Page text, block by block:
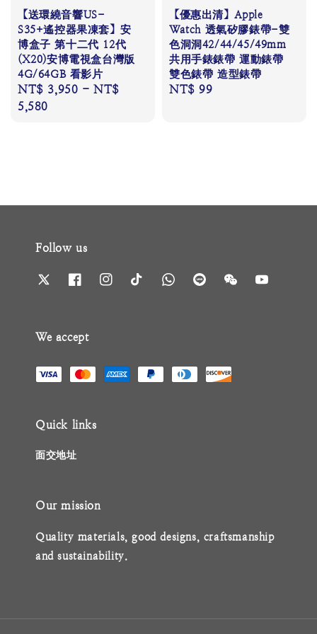
【送環繞音響US-
S35+遙控器果凍套】安
博盒子 第十二代 12代
(X20)安博電視盒台灣版
4G/64GB 看影片
Regular
price
NT$ 3,950 -NT$
5,580
【優惠出清】Apple
Watch 透氣矽膠錶帶-雙
色洞洞42/44/45/49mm
共用手錶錶帶 運動錶帶
雙色錶帶 造型錶帶
Regular
NT$ 99
Follow us
We accept
Quick links
面交地址
Our mission
Quality materials, good designs, craftsmanship
and sustainability.